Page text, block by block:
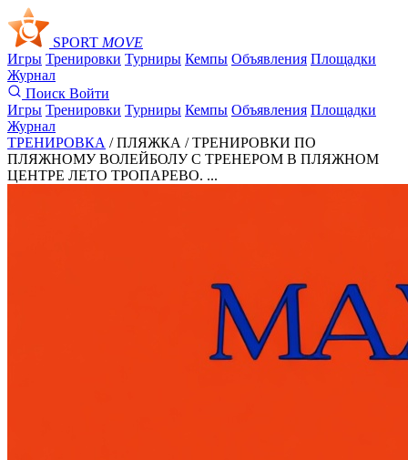
SPORT MOVE
Игры Тренировки Турниры Кемпы Объявления Площадки
Журнал
Поиск Войти
Игры Тренировки Турниры Кемпы Объявления Площадки
Журнал
ТРЕНИРОВКА / ПЛЯЖКА /ТРЕНИРОВКИ ПО
ПЛЯЖНОМУ ВОЛЕЙБОЛУ С ТРЕНЕРОМ В ПЛЯЖНОМ
ЦЕНТРЕ ЛЕТО ТРОПАРЕВО. ...